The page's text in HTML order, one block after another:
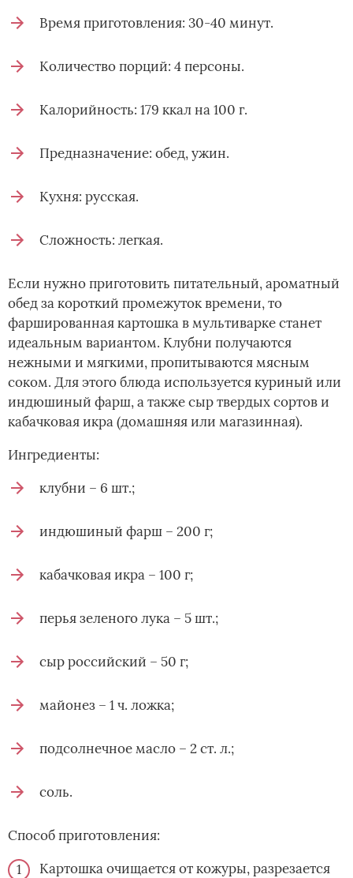
Время приготовления: 30-40 минут.
Количество порций: 4 персоны.
Калорийность: 179 ккал на 100 г.
Предназначение: обед, ужин.
Кухня: русская.
Сложность: легкая.
Если нужно приготовить питательный, ароматный
обед за короткий промежуток времени, то
фаршированная картошка в мультиварке станет
идеальным вариантом. Клубни получаются
нежными и мягкими, пропитываются мясным
соком. Для этого блюда используется куриный или
индюшиный фарш, а также сыр твердых сортов и
кабачковая икра (домашняя или магазинная).
Ингредиенты:
клубни – 6 шт.;
индюшиный фарш – 200 г;
кабачковая икра – 100 г;
перья зеленого лука – 5 шт.;
сыр российский – 50 г;
майонез – 1 ч. ложка;
подсолнечное масло – 2 ст. л.;
соль.
Способ приготовления:
Картошка очищается от кожуры, разрезается